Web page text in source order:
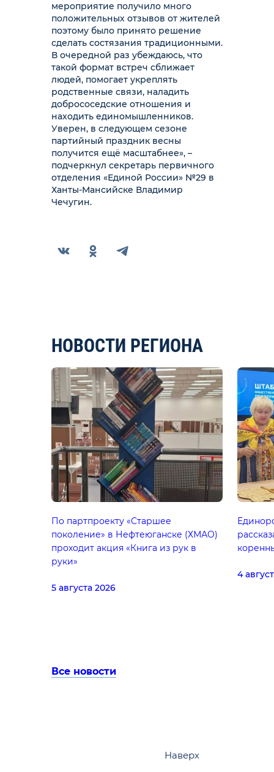
мероприятие получило много
положительных отзывов от жителей
поэтому было принято решение
сделать состязания традиционными.
В очередной раз убеждаюсь, что
такой формат встреч сближает
людей, помогает укреплять
родственные связи, наладить
добрососедские отношения и
находить единомышленников.
Уверен, в следующем сезоне
партийный праздник весны
получится ещё масштабнее», –
подчеркнул секретарь первичного
отделения «Единой России» №29 в
Ханты-Мансийске Владимир
Чечугин.
НОВОСТИ РЕГИОНА
По партпроекту «Старшее
поколение» в Нефтеюганске (ХМАО)
проходит акция «Книга из рук в
руки»
5 августа 2026
4
Все новости
Наверх